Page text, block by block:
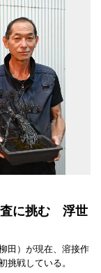
査に挑む 浮世
田）が現在、溶接作
挑戦している。